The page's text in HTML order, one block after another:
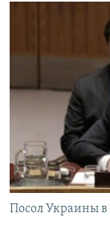
РАСПИСАНИЕ
СОЦИАЛЬНЫЕ СЕТИ
Посол Украины